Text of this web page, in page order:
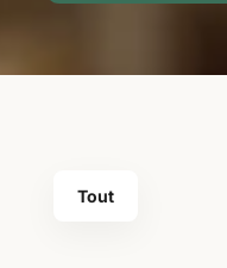
Tout